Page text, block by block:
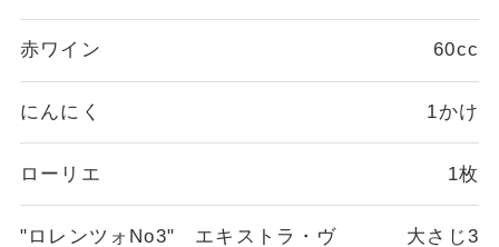
赤ワイン 60cc
にんにく 1かけ
ローリエ 1枚
"ロレンツォNo3" エキストラ・ヴ 大さじ3